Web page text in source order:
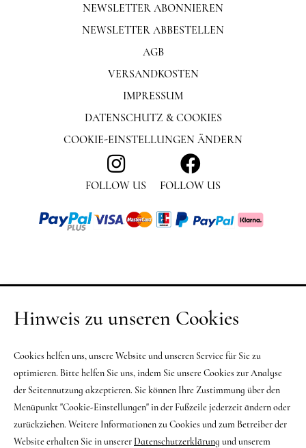
NEWSLETTER ABONNIEREN
NEWSLETTER ABBESTELLEN
FOLLOW US FOLLOW US
AGB
VERSANDKOSTEN
IMPRESSUM
DATENSCHUTZ & COOKIES
COOKIE-EINSTELLUNGEN ÄNDERN
Hinweis zu unseren Cookies
Cookies helfen uns, unsere Website und unseren Service für Sie zu
optimieren. Bitte helfen Sie uns, indem Sie unsere Cookies zur Analyse
der Seitennutzung akzeptieren. Sie können Ihre Zustimmung über den
Menüpunkt "Cookie-Einstellungen" in der Fußzeile jederzeit ändern oder
zurückziehen. Weitere Informationen zu Cookies und zum Betreiber der
Website erhalten Sie in unsererDatenschutzerklärung und unserem